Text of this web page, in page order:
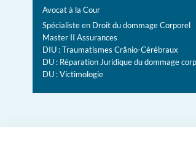
Avocat à la Cour
Spécialiste en Droit du dommage Corporel
Master II Assurances
DIU : Traumatismes Crânio-Cérébraux
DU : Réparation Juridique du dommage
DU : Victimologie